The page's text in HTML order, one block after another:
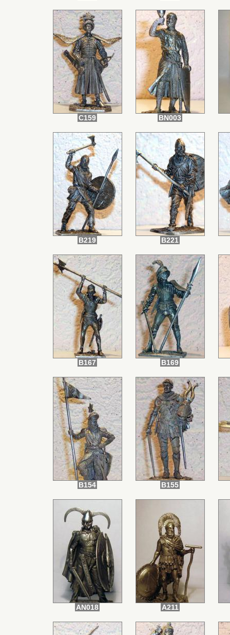
C159 BN003
B219 B221
B167 B169
B154 B155
AN018 A211